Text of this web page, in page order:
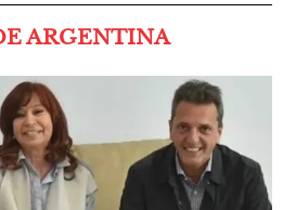
ARGENTINA